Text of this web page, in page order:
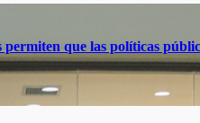
que las políticas